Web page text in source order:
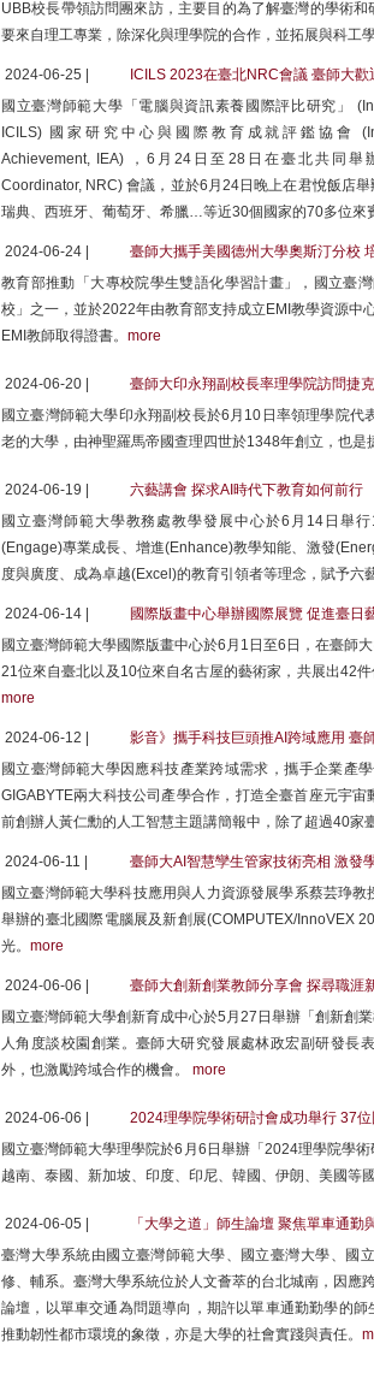
UBB校長帶領訪問團來訪，主要目的為了解臺灣的學術
要來自理工專業，除深化與理學院的合作，並拓展與科工
2024-06-25 |
ICILS 2023在臺北NRC會議 臺師大
國立臺灣師範大學「電腦與資訊素養國際評比研究」
ICILS) 國家研究中心與國際教育成就評鑑協會
Achievement, IEA) ，6月24日至28日在臺北共同舉
Coordinator, NRC) 會議，並於6月24日晚上在君悅飯店
瑞典、西班牙、葡萄牙、希臘…等近30個國家的70多位來
2024-06-24 |
臺師大攜手美國德州大學奧斯汀分校
教育部推動「大專校院學生雙語化學習計畫」，國立臺
校」之一，並於2022年由教育部支持成立EMI教學資源中
EMI教師取得證書。 more
2024-06-20 |
臺師大印永翔副校長率理學院訪問捷
國立臺灣師範大學印永翔副校長於6月10日率領理學院代
老的大學，由神聖羅馬帝國查理四世於1348年創立，也是
2024-06-19 |
六藝講會 探求AI時代下教育如何前行
國立臺灣師範大學教務處教學發展中心於6月14日舉
(Engage)專業成長、增進(Enhance)教學知能、激發
度與廣度、成為卓越(Excel)的教育引領者等理念，賦予六
2024-06-14 |
國際版畫中心舉辦國際展覽 促進臺日
國立臺灣師範大學國際版畫中心於6月1日至6日，在臺師
21位來自臺北以及10位來自名古屋的藝術家，共展出42
more
2024-06-12 |
影音》攜手科技巨頭推AI跨域應用 臺
國立臺灣師範大學因應科技產業跨域需求，攜手企業產
GIGABYTE兩大科技公司產學合作，打造全臺首座元宇
前創辦人黃仁勳的人工智慧主題講簡報中，除了超過40家
2024-06-11 |
臺師大AI智慧孿生管家技術亮相 激發
國立臺灣師範大學科技應用與人力資源發展學系蔡芸琤
舉辦的臺北國際電腦展及新創展(COMPUTEX/InnoVEX
光。 more
2024-06-06 |
臺師大創新創業教師分享會 探尋職涯
國立臺灣師範大學創新育成中心於5月27日舉辦「創新創
人角度談校園創業。臺師大研究發展處林政宏副研發長
外，也激勵跨域合作的機會。 more
2024-06-06 |
2024理學院學術研討會成功舉行 37
國立臺灣師範大學理學院於6月6日舉辦「2024理學院學
越南、泰國、新加坡、印度、印尼、韓國、伊朗、美國等
2024-06-05 |
「大學之道」師生論壇 聚焦單車通勤
臺灣大學系統由國立臺灣師範大學、國立臺灣大學、國
修、輔系。臺灣大學系統位於人文薈萃的台北城南，因應
論壇，以單車交通為問題導向，期許以單車通勤勤學的
推動韌性都市環境的象徵，亦是大學的社會實踐與責任。